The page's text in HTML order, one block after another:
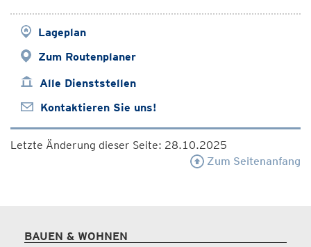
Lageplan
Zum Routenplaner
Alle Dienststellen
Kontaktieren Sie uns!
Letzte Änderung dieser Seite: 28.10.2025
Zum Seitenanfang
BAUEN & WOHNEN